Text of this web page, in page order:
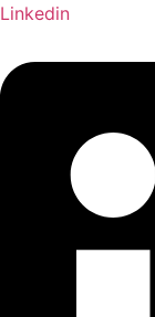
Linkedin